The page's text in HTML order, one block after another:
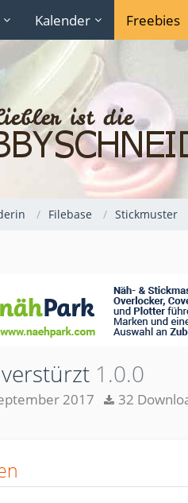
Kalender Freebies
Filebase Stickmuster
1.0.0
2017 32